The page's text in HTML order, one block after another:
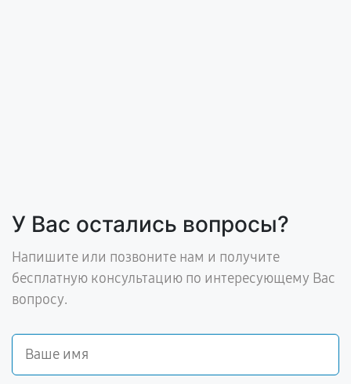
У Вас остались вопросы?
Напишите или позвоните нам и получите
бесплатную консультацию по интересующему Вас
вопросу.